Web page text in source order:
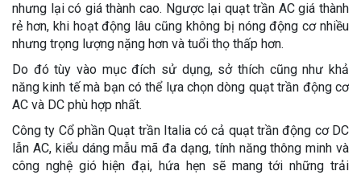
nhưng lại có giá thành cao. Ngược lại quạt trần AC giá thành
rẻ hơn, khi hoạt động lâu cũng không bị nóng động cơ nhiều
nhưng trọng lượng nặng hơn và tuổi thọ thấp hơn.
Do đó tùy vào mục đích sử dụng, sở thích cũng như khả
năng kinh tế mà bạn có thể lựa chọn dòng quạt trần động cơ
AC và DC phù hợp nhất.
Công ty Cổ phần Quạt trần Italia có cả quạt trần động cơ DC
lẫn AC, kiểu dáng mẫu mã đa dạng, tính năng thông minh và
công nghệ gió hiện đại, hứa hẹn sẽ mang tới những trải